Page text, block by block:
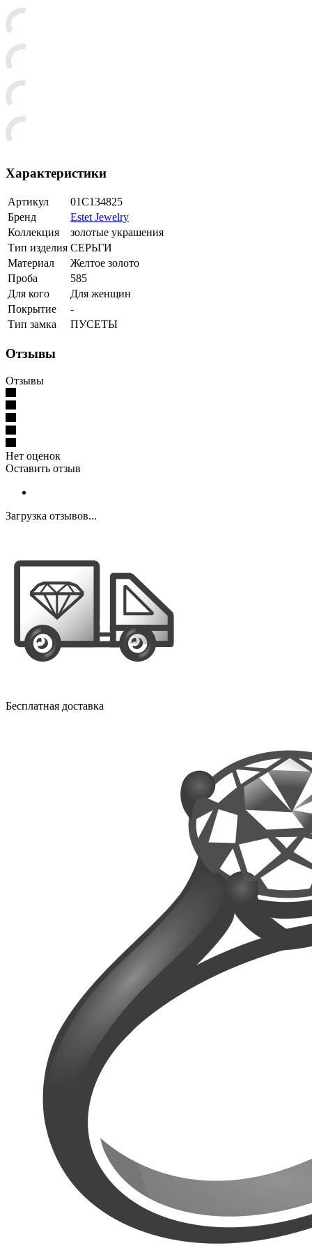
Характеристики
Артикул
01С134825
Бренд
Estet Jewelry
Коллекция
золотые украшения
Тип изделия СЕРЬГИ
Материал
Желтое золото
Проба
585
Для кого
Для женщин
Покрытие
-
Тип замка
ПУСЕТЫ
Отзывы
Отзывы
Нет оценок
Оставить отзыв
Загрузка отзывов...
Бесплатная доставка